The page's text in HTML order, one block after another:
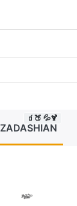
ZADASHIAN
🧃🍑 💦🍹